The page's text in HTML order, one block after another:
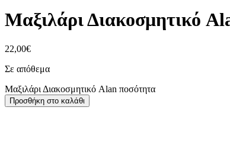
Μαξιλάρι Διακοσμητικό
22,00€
Σε απόθεμα
Μαξιλάρι Διακοσμητικό Alan ποσότητα
Προσθήκη στο καλάθι